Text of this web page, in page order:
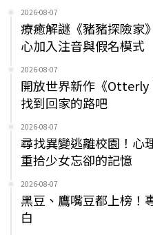
2026-08-07
療癒解謎《豬豬探險家
心加入注音與假名模式
2026-08-07
開放世界新作《Otterly
找到回家的路吧
2026-08-07
尋找異變逃離校園！心
重拾少女忘卻的記憶
2026-08-07
黑豆、鷹嘴豆都上榜！
白